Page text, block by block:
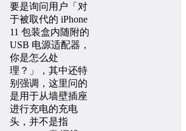
要是询问用户「对
于被取代的 iPhone
11 包装盒内随附的
USB 电源适配器，
你是怎么处
理？」，其中还特
别强调，这里问的
是用于从墙壁插座
进行充电的充电
头，并不是指